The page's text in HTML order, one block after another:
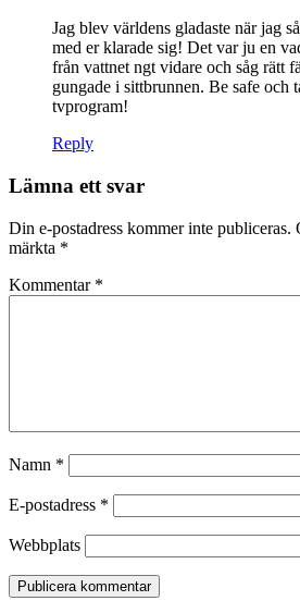
Jag blev världens gladaste när jag
med er klarade sig! Det var ju en
från vattnet ngt vidare och såg rätt
gungade i sittbrunnen. Be safe och
tvprogram!
Reply
Lämna ett svar
Din e-postadress kommer inte publiceras.
märkta *
Kommentar *
Namn *
E-postadress *
Webbplats